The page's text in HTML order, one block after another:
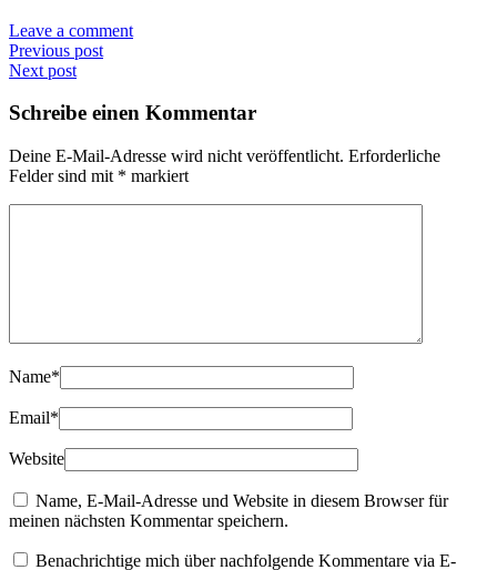
Leave a comment
Previous post
Next post
Schreibe einen Kommentar
Deine E-Mail-Adresse wird nicht veröffentlicht. Erforderliche
Felder sind mit * markiert
Name*
Email*
Website
Name, E-Mail-Adresse und Website in diesem Browser für
meinen nächsten Kommentar speichern.
Benachrichtige mich über nachfolgende Kommentare via E-